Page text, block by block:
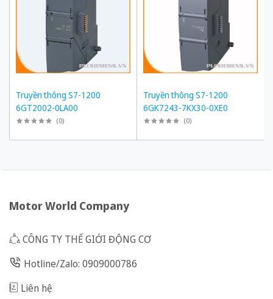
Truyền thông S7-1200
6GT2002-0LA00
(0)
Truyền thông S7-1200
6GK7243-7KX30-0XE0
(0)
Motor World Company
CÔNG TY THẾ GIỚI ĐỘNG CƠ
Hotline/Zalo: 0909000786
Liên hệ